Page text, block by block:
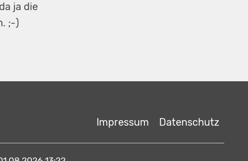
ja die
;-)
Navigation
Impressum Datenschutz